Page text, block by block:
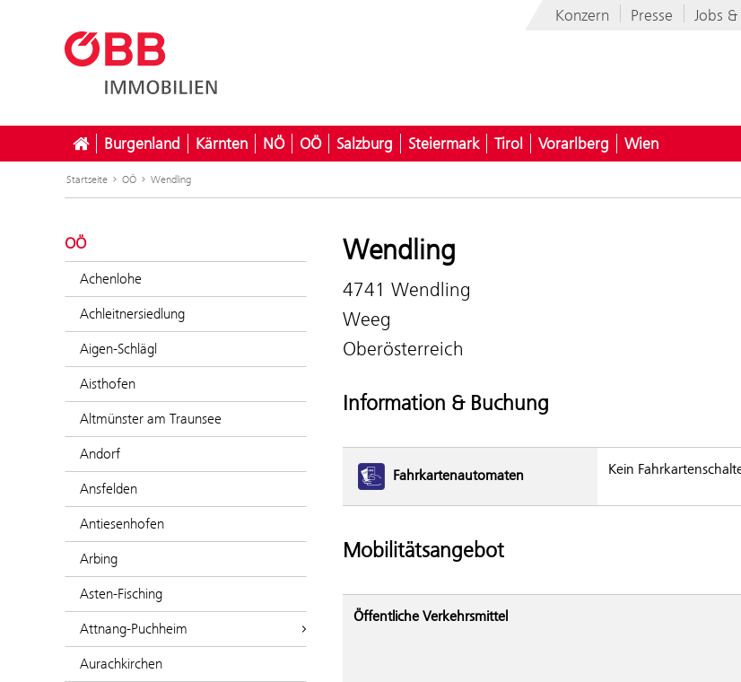
Konzern Presse Jobs
Burgenland Kärnten NÖ OÖ Salzburg Steiermark Tirol Vorarlberg Wien
Startseite OÖ Wendling
OÖ
Achenlohe
Achleitnersiedlung
Aigen-Schlägl
Aisthofen
Altmünster am Traunsee
Andorf
Ansfelden
Antiesenhofen
Arbing
Asten-Fisching
Attnang-Puchheim
Aurachkirchen
Wendling
4741 Wendling
Weeg
Oberösterreich
Information & Buchung
Fahrkarten­automaten Kein
Mobilitätsangebot
Öffentliche Verkehrsmittel